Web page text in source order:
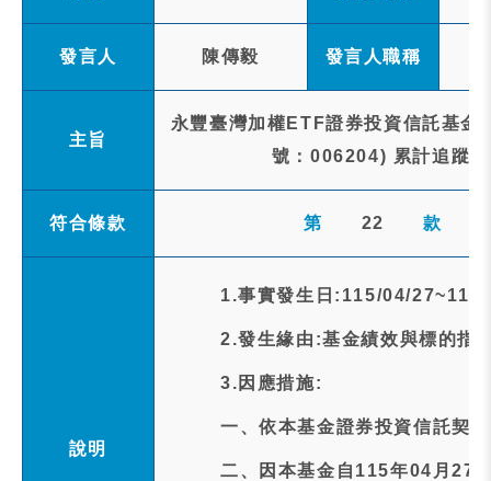
發言人 陳傳毅 發言人職稱
主旨
永豐臺灣加權ETF證券投資信託基
號：006204) 累計追蹤
符合條款 第 22 款
說明
1.事實發生日:115/04/
2.發生緣由:基金績效與標的指
3.因應措施:
一、依本基金證券投資信託契
二、因本基金自115年04月27